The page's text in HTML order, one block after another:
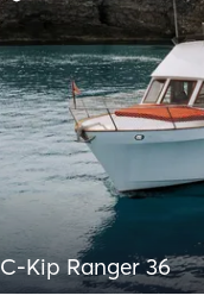
C-Kip Ranger 36